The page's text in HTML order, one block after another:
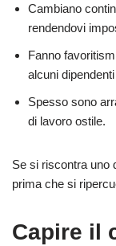
Cambiano
rendendovi
Fanno
alcuni
Spesso sono
di lavoro ostile.
Se si riscontra uno
prima che si
Capire il